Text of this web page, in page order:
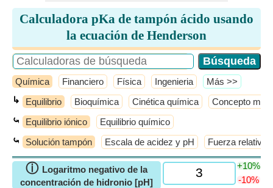
Calculadora pKa de tampón ácido usando
la ecuación de Henderson
Química Financiero Física Ingenieria ​Más >>
↳ Equilibrio Bioquímica Cinética química Concepto
⤿ Equilibrio iónico Equilibrio químico
⤿ Solución tampón Escala de acidez y pH Fuerza relativa
ⓘ Logaritmo negativo de la
concentración de hidronio [pH]
+10%
-10%